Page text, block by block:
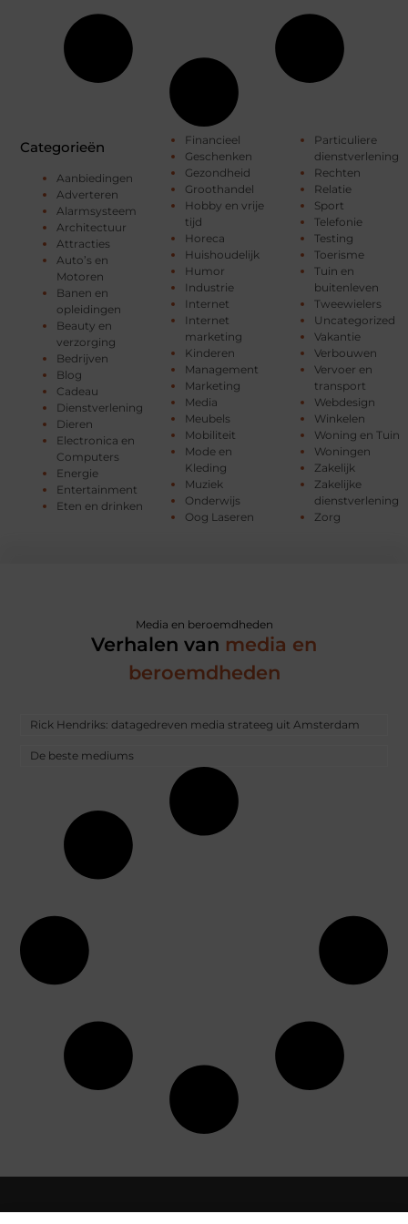
Categorieën
Aanbiedingen
Adverteren
Alarmsysteem
Architectuur
Attracties
Auto’s en
Motoren
Banen en
opleidingen
Beauty en
verzorging
Bedrijven
Blog
Cadeau
Dienstverlening
Dieren
Electronica en
Computers
Energie
Entertainment
Eten en drinken
Financieel
Geschenken
Gezondheid
Groothandel
Hobby en vrije
tijd
Horeca
Huishoudelijk
Humor
Industrie
Internet
Internet
marketing
Kinderen
Management
Marketing
Media
Meubels
Mobiliteit
Mode en
Kleding
Muziek
Onderwijs
Oog Laseren
Particuliere
dienstverlening
Rechten
Relatie
Sport
Telefonie
Testing
Toerisme
Tuin en
buitenleven
Tweewielers
Uncategorized
Vakantie
Verbouwen
Vervoer en
transport
Webdesign
Winkelen
Woning en Tuin
Woningen
Zakelijk
Zakelijke
dienstverlening
Zorg
Media en beroemdheden
Verhalen van media en
beroemdheden
Rick Hendriks: datagedreven media strateeg uit Amsterdam
De beste mediums